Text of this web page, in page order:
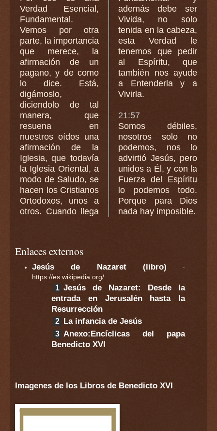
Verdad Esencial,
Fundamental.
Vemos por otra
parte, la importancia
que merece, la
afirmación de un
pagano, y de como
lo dice. Está,
digámoslo,
diciendolo de tal
manera, que
resuena en
nuestros oídos una
afirmación de la
Iglesia, que todavía
la Iglesia Oriental, a
modo de Saludo, se
hacen los Cristianos
Ortodoxos, unos a
otros. Cuando llega
además debe ser
Vivida, no solo
tenida en la cabeza,
esta Verdad le
tenemos que pedir
al Espíritu, que
también nos ayude
a Entenderla y a
Vivirla.
21:57
Somos débiles,
nosotros solo no
podemos, nos lo
advirtió Jesús, pero
unidos a Él, y con la
Fuerza del Espíritu
lo podemos todo.
Porque para Dios
nada hay imposible.
Enlaces externos
Jesús de Nazaret (libro) -
https://es.wikipedia.org/
Jesús de Nazaret: Desde la
entrada en Jerusalén hasta la
Resurrección
La infancia de Jesús
Anexo:Encíclicas del papa
Benedicto XVI
Imagenes de los Libros de Benedicto XVI